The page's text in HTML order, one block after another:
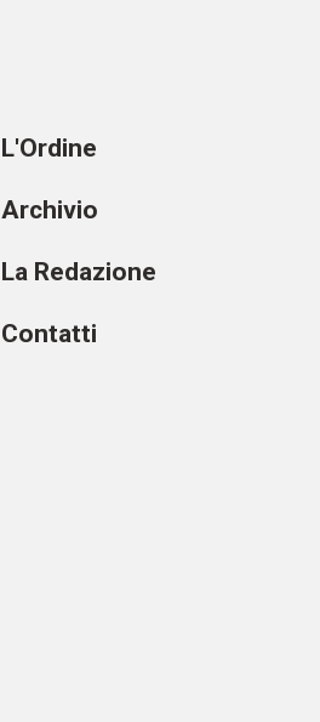
L'Ordine
Archivio
La Redazione
Contatti